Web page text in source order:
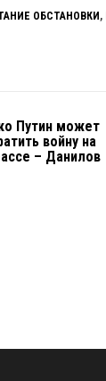
ОБСТАНОВКИ ,
Путин может
войну на
– Данилов